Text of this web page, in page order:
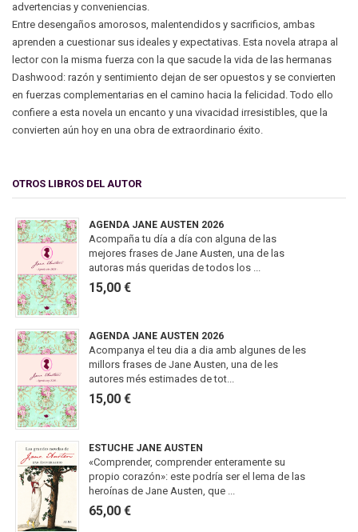
advertencias y conveniencias.
Entre desengaños amorosos, malentendidos y sacrificios, ambas
aprenden a cuestionar sus ideales y expectativas. Esta novela atrapa al
lector con la misma fuerza con la que sacude la vida de las hermanas
Dashwood: razón y sentimiento dejan de ser opuestos y se convierten
en fuerzas complementarias en el camino hacia la felicidad. Todo ello
confiere a esta novela un encanto y una vivacidad irresistibles, que la
convierten aún hoy en una obra de extraordinario éxito.
OTROS LIBROS DEL AUTOR
AGENDA JANE AUSTEN 2026
Acompaña tu día a día con alguna de las
mejores frases de Jane Austen, una de las
autoras más queridas de todos los ...
15,00 €
AGENDA JANE AUSTEN 2026
Acompanya el teu dia a dia amb algunes de les
millors frases de Jane Austen, una de les
autores més estimades de tot...
15,00 €
ESTUCHE JANE AUSTEN
«Comprender, comprender enteramente su
propio corazón»: este podría ser el lema de las
heroínas de Jane Austen, que ...
65,00 €